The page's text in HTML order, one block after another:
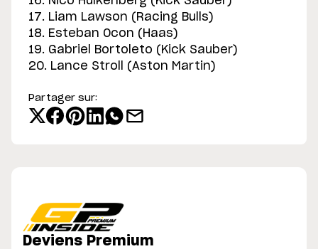
17. Liam Lawson (Racing Bulls)
18. Esteban Ocon (Haas)
19. Gabriel Bortoleto (Kick Sauber)
20. Lance Stroll (Aston Martin)
Partager sur:
Deviens Premium